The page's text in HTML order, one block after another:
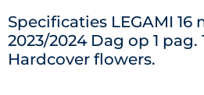
Specificaties LEGAMI
2023/2024 Dag op 1 pag.
Hardcover flowers.